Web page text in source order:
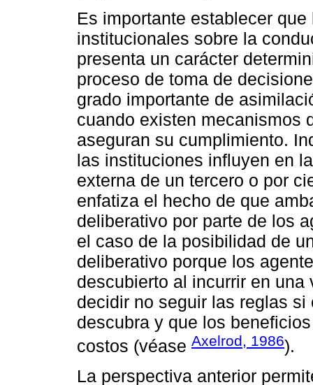
Es importante establecer
institucionales sobre la
presenta un carácter
proceso de toma de
grado importante de
cuando existen mecanismos
aseguran su cumplimiento.
las instituciones influyen en
externa de un tercero o por
enfatiza el hecho de que
deliberativo por parte de los
el caso de la posibilidad de
deliberativo porque los
descubierto al incurrir en
decidir no seguir las reglas
descubra y que los
costos (véase Axelrod, 1986).
La perspectiva anterior